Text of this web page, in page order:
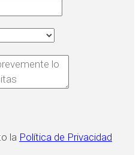
la Política de Privacidad